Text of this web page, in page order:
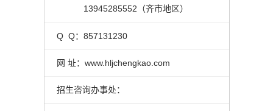
13945285552（齐市地区）
Q Q：857131230
网 址：www.hljchengkao.com
招生咨询办事处：